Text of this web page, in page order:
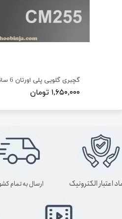
۱,۶۵۰,۰۰۰ تومان
ارسال به تمام اعتبار الکترونیک